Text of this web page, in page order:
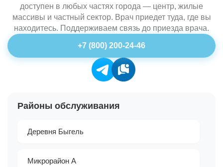
доступен в любых частях города — центр, жилые
массивы и частный сектор. Врач приедет туда, где вы
находитесь. Поддерживаем связь до приезда врача.
+7 (800) 200-24-46
Районы обслуживания
Деревня Быгель
Микрорайон А